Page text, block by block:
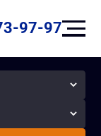
97-97